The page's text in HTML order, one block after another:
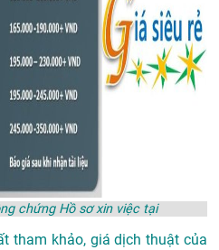
chứng Hồ sơ xin việc tại
tham khảo, giá dịch thuật của